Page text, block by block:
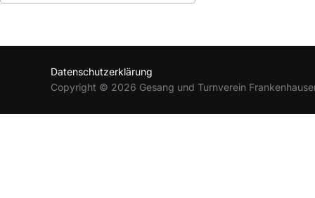
Datenschutzerklärung
Copyright © 2026 Gesang und Turnverein